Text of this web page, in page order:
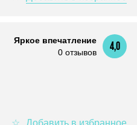
Яркое впечатление
0 отзывов
4,0